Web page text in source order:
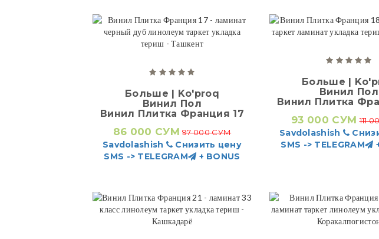
Больше | Ko'proq
Винил Пол
Винил Плитка Франция 17
86 000 СУМ 97 000 СУМ
Savdolashish
Снизить цену
SMS -> TELEGRAM
+ BONUS
Больше |
Винил Пол
Винил Плитка
93 000 СУМ 111
Savdolashish
SMS -> TELEGRAM